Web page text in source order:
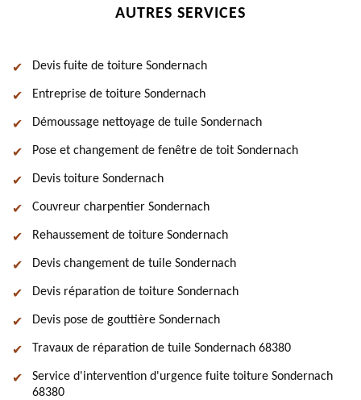
AUTRES SERVICES
Devis fuite de toiture Sondernach
Entreprise de toiture Sondernach
Démoussage nettoyage de tuile Sondernach
Pose et changement de fenêtre de toit Sondernach
Devis toiture Sondernach
Couvreur charpentier Sondernach
Rehaussement de toiture Sondernach
Devis changement de tuile Sondernach
Devis réparation de toiture Sondernach
Devis pose de gouttière Sondernach
Travaux de réparation de tuile Sondernach 68380
Service d'intervention d'urgence fuite toiture Sondernach
68380